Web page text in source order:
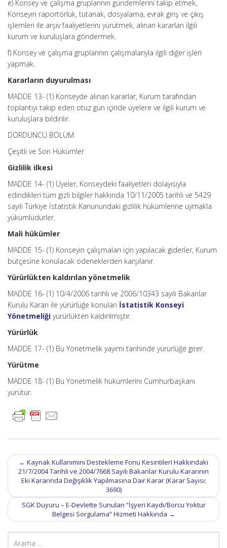
e) Konsey ve çalışma gruplarının gündemlerini takip etmek,
Konseyin raportörlük, tutanak, dosyalama, evrak giriş ve çıkış
işlemleri ile arşiv faaliyetlerini yürütmek, alınan kararları ilgili
kurum ve kuruluşlara göndermek.
f) Konsey ve çalışma gruplarının çalışmalarıyla ilgili diğer işleri
yapmak.
Kararların duyurulması
MADDE 13- (1) Konseyde alınan kararlar, Kurum tarafından
toplantıyı takip eden otuz gün içinde üyelere ve ilgili kurum ve
kuruluşlara bildirilir.
DÖRDÜNCÜ BÖLÜM
Çeşitli ve Son Hükümler
Gizlilik ilkesi
MADDE 14- (1) Üyeler, Konseydeki faaliyetleri dolayısıyla
edindikleri tüm gizli bilgiler hakkında 10/11/2005 tarihli ve 5429
sayılı Türkiye İstatistik Kanunundaki gizlilik hükümlerine uymakla
yükümlüdürler.
Mali hükümler
MADDE 15- (1) Konseyin çalışmaları için yapılacak giderler, Kurum
bütçesine konulacak ödeneklerden karşılanır.
Yürürlükten kaldırılan yönetmelik
MADDE 16- (1) 10/4/2006 tarihli ve 2006/10343 sayılı Bakanlar
Kurulu Kararı ile yürürlüğe konulan İstatistik Konseyi
Yönetmeliği yürürlükten kaldırılmıştır.
Yürürlük
MADDE 17- (1) Bu Yönetmelik yayımı tarihinde yürürlüğe girer.
Yürütme
MADDE 18- (1) Bu Yönetmelik hükümlerini Cumhurbaşkanı
yürütür.
Post
navigation
← Kaynak Kullanımını Destekleme Fonu Kesintileri Hakkındaki
21/7/2004 Tarihli ve 2004/7668 Sayılı Bakanlar Kurulu Kararının
Eki Kararında Değişiklik Yapılmasına Dair Karar (Karar Sayısı:
3690)
SGK Duyuru – E-Devlette Sunulan “İşyeri Kaydı/Borcu Yoktur
Belgesi Sorgulama” Hizmeti Hakkında →